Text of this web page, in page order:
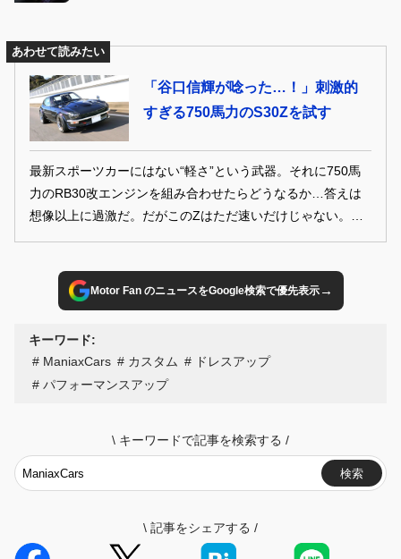
あわせて読みたい
「谷口信輝が唸った…！」刺激的
すぎる750馬力のS30Zを試す
最新スポーツカーにはない“軽さ”という武器。それに750馬
力のRB30改エンジンを組み合わせたらどうなるか…答えは
想像以上に過激だ。だがこのZはただ速いだけじゃない。足
回りや剛性、操作性まで磨き上げられた完成度が、その魅力
Motor Fan のニュースをGoogle検索で優先表示→
キーワード:
ManiaxCars
カスタム
ドレスアップ
パフォーマンスアップ
\ キーワードで記事を検索する /
検索
\ 記事をシェアする /